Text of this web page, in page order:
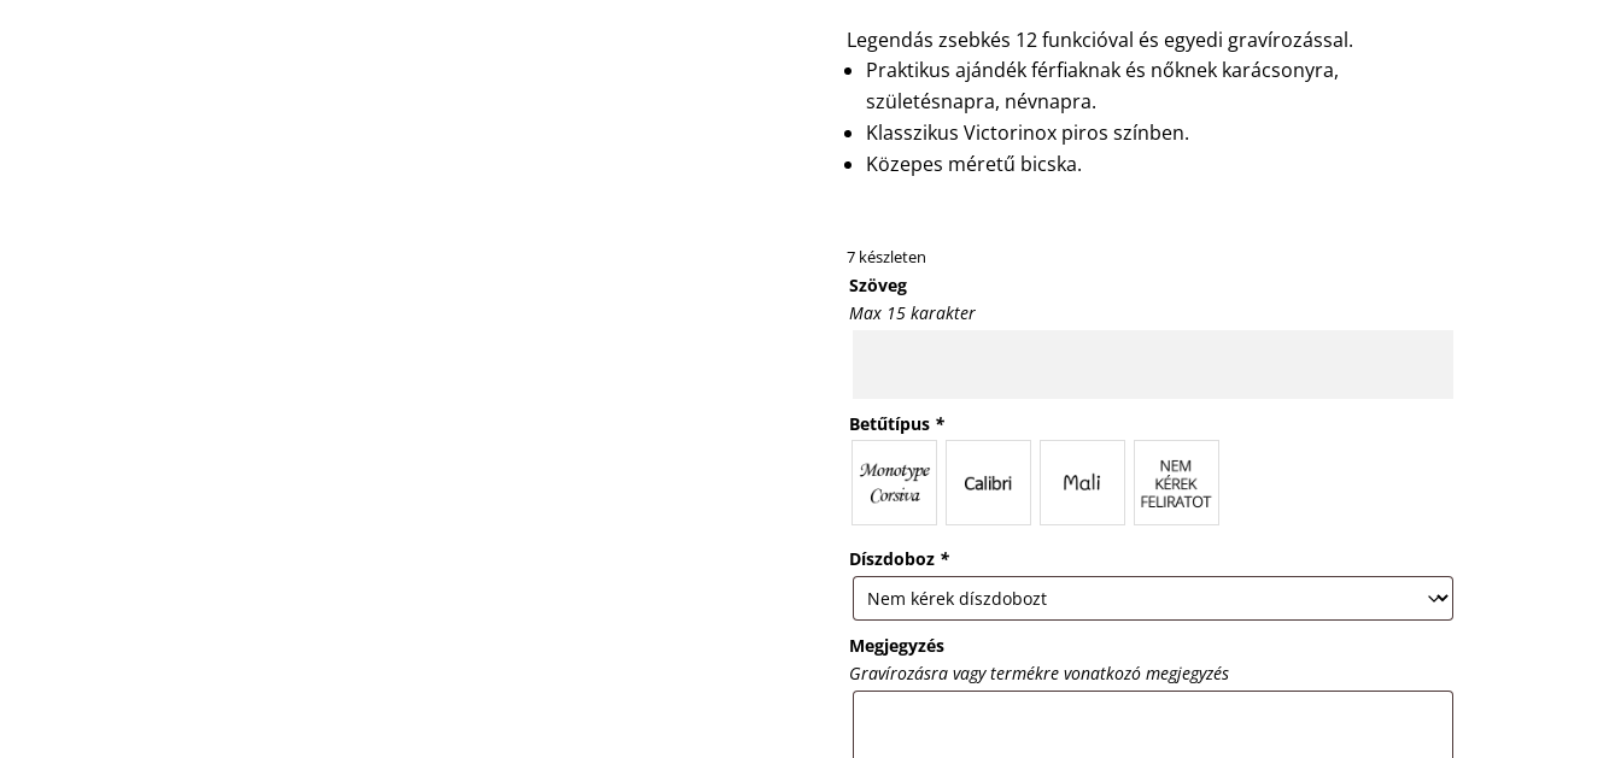
Legendás zsebkés 12 funkcióval és egyedi gravírozással.
Praktikus ajándék férfiaknak és nőknek karácsonyra,
születésnapra, névnapra.
Klasszikus Victorinox piros színben.
Közepes méretű bicska.
7 készleten
Szöveg
Max 15 karakter
Betűtípus *
Díszdoboz *
Megjegyzés
Gravírozásra vagy termékre vonatkozó megjegyzés